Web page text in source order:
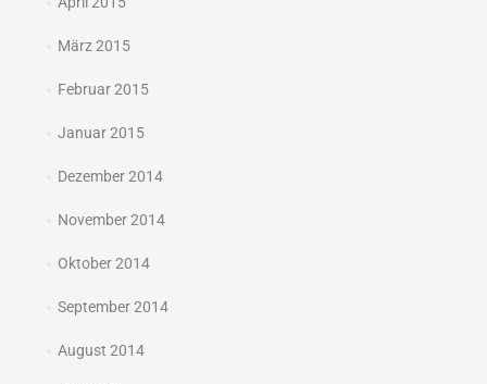
März 2015
Februar 2015
Januar 2015
Dezember 2014
November 2014
Oktober 2014
September 2014
August 2014